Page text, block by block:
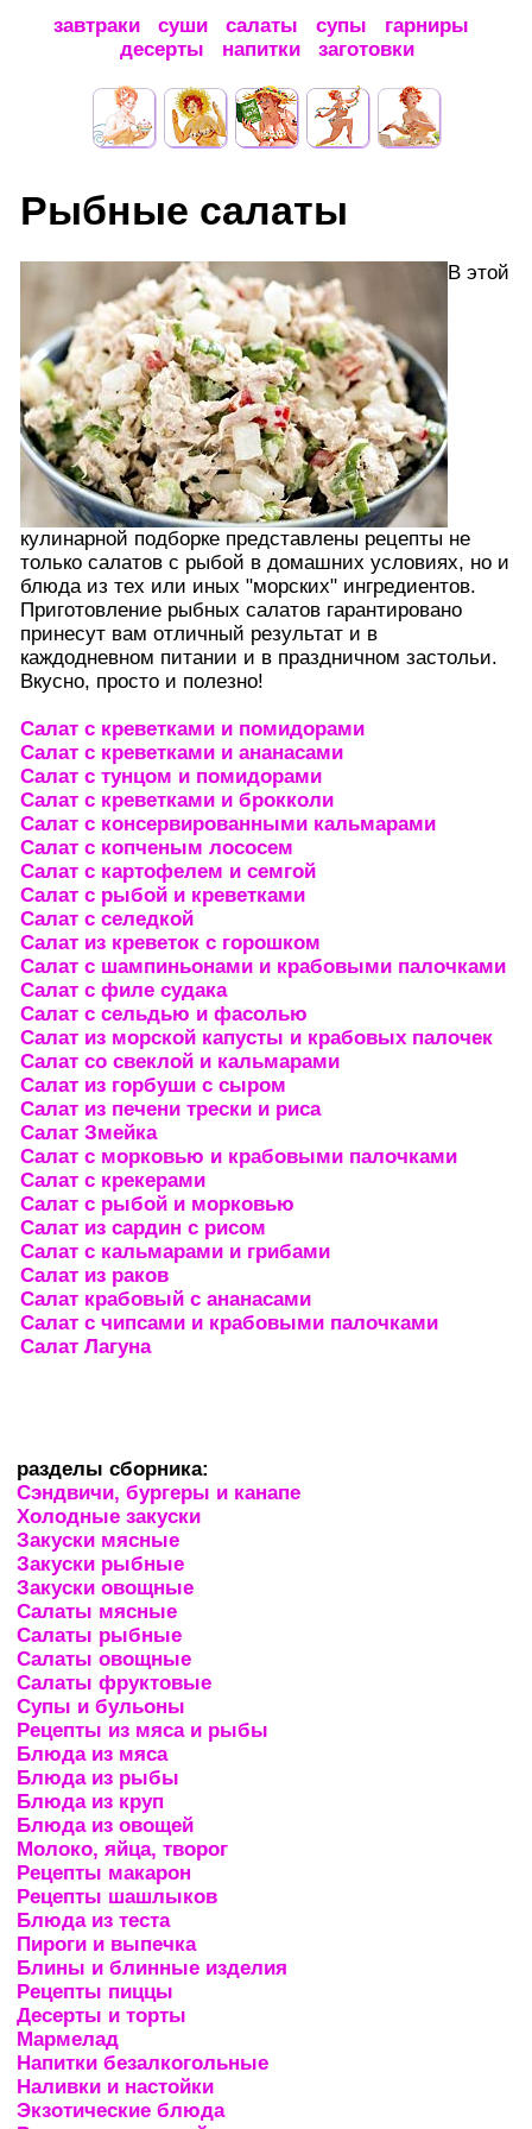
завтраки суши салаты супы
гарниры
десерты
напитки заготовки
Рыбные салаты
В этой
кулинарной подборке представлены рецепты не
только салатов с рыбой в домашних условиях, но и
блюда из тех или иных "морских" ингредиентов.
Приготовление рыбных салатов гарантировано
принесут вам отличный результат и в
каждодневном питании и в праздничном застольи.
Вкусно, просто и полезно!
Салат с креветками и помидорами
Салат с креветками и ананасами
Салат с тунцом и помидорами
Салат с креветками и брокколи
Салат с консервированными кальмарами
Салат с копченым лососем
Салат с картофелем и семгой
Салат с рыбой и креветками
Салат с селедкой
Салат из креветок с горошком
Салат с шампиньонами и крабовыми палочками
Салат с филе судака
Салат с сельдью и фасолью
Салат из морской капусты и крабовых палочек
Салат со свеклой и кальмарами
Салат из горбуши с сыром
Салат из печени трески и риса
Салат Змейка
Салат с морковью и крабовыми палочками
Салат с крекерами
Салат с рыбой и морковью
Салат из сардин с рисом
Салат с кальмарами и грибами
Салат из раков
Салат крабовый с ананасами
Салат с чипсами и крабовыми палочками
Салат Лагуна
разделы сборника:
Сэндвичи, бургеры и канапе
Холодные закуски
Закуски мясные
Закуски рыбные
Закуски овощные
Салаты мясные
Салаты рыбные
Салаты овощные
Салаты фруктовые
Супы и бульоны
Рецепты из мяса и рыбы
Блюда из мяса
Блюда из рыбы
Блюда из круп
Блюда из овощей
Молоко, яйца, творог
Рецепты макарон
Рецепты шашлыков
Блюда из теста
Пироги и выпечка
Блины и блинные изделия
Рецепты пиццы
Десерты и торты
Мармелад
Напитки безалкогольные
Наливки и настойки
Экзотические блюда